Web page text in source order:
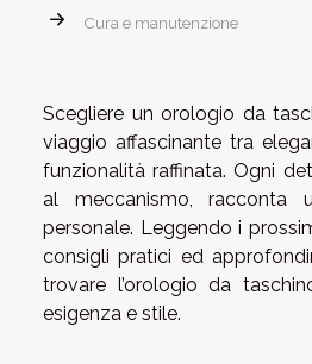
Cura e manutenzione
Scegliere un orologio da
viaggio affascinante tra
funzionalità raffinata. Ogni
al meccanismo, racconta
personale. Leggendo i
consigli pratici ed
trovare l’orologio da
esigenza e stile.